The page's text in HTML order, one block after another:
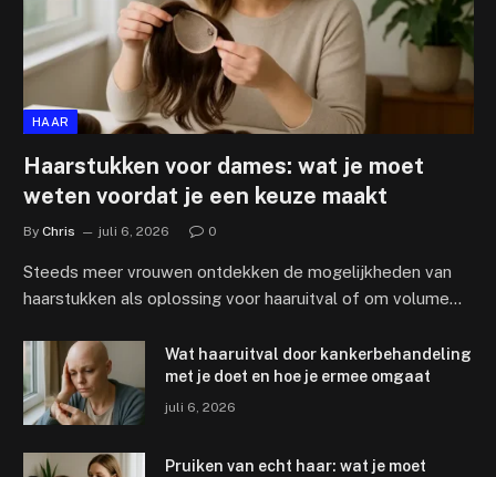
HAAR
Haarstukken voor dames: wat je moet
weten voordat je een keuze maakt
By Chris juli 6, 2026 0
Steeds meer vrouwen ontdekken de mogelijkheden van
haarstukken als oplossing voor haaruitval of om volume…
Wat haaruitval door kankerbehandeling
met je doet en hoe je ermee omgaat
juli 6, 2026
Pruiken van echt haar: wat je moet